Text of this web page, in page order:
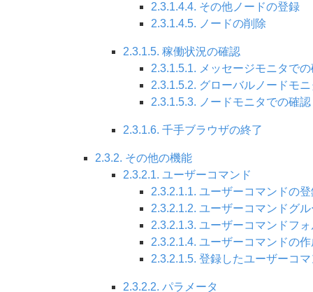
2.3.1.4.4. その他ノードの登録
2.3.1.4.5. ノードの削除
2.3.1.5. 稼働状況の確認
2.3.1.5.1. メッセージモニタで
2.3.1.5.2. グローバルノードモ
2.3.1.5.3. ノードモニタでの確認
2.3.1.6. 千手ブラウザの終了
2.3.2. その他の機能
2.3.2.1. ユーザーコマンド
2.3.2.1.1. ユーザーコマンドの登
2.3.2.1.2. ユーザーコマンドグ
2.3.2.1.3. ユーザーコマンドフ
2.3.2.1.4. ユーザーコマンドの作
2.3.2.1.5. 登録したユーザーコ
2.3.2.2. パラメータ